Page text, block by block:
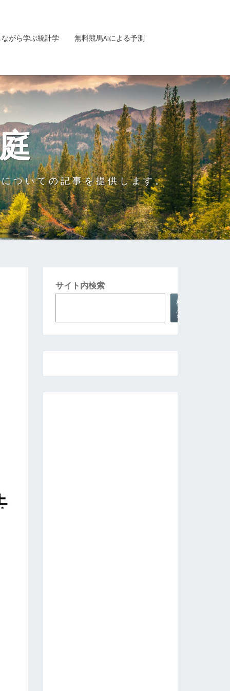
がら学ぶ統計学 無料競馬AIによる予測
ついての記事を提供します。
サイト内検索
検
索